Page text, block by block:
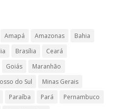
Amapá Amazonas
Bahia
Brasília
Ceará
Goiás
Maranhão
do Sul
Minas Gerais
Paraíba Pará
Pernambuco